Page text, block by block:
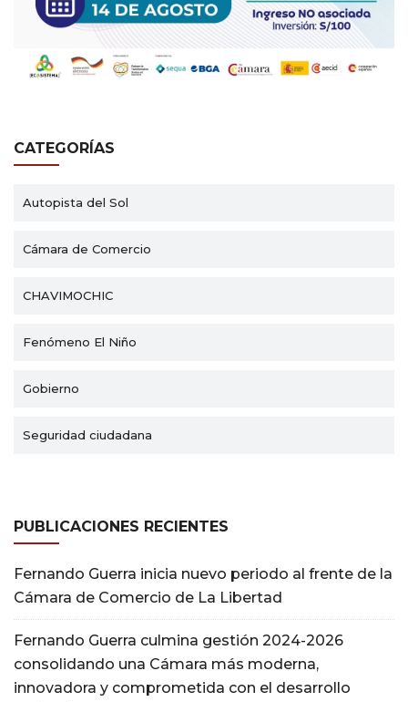
CATEGORÍAS
Autopista del Sol
Cámara de Comercio
CHAVIMOCHIC
Fenómeno El Niño
Gobierno
Seguridad ciudadana
PUBLICACIONES RECIENTES
Fernando Guerra inicia nuevo periodo al frente de la
Cámara de Comercio de La Libertad
Fernando Guerra culmina gestión 2024-2026
consolidando una Cámara más moderna,
innovadora y comprometida con el desarrollo